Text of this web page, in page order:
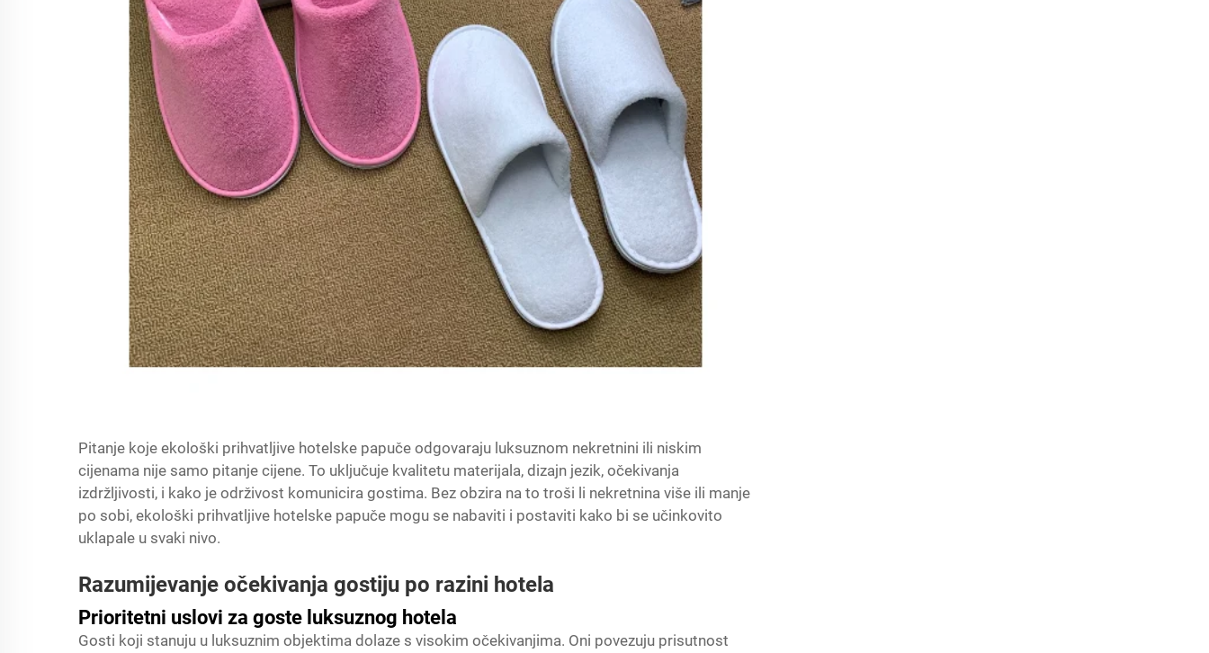
Pitanje koje ekološki prihvatljive hotelske papuče odgovaraju luksuznom nekretnini ili niskim
cijenama nije samo pitanje cijene. To uključuje kvalitetu materijala, dizajn jezik, očekivanja
izdržljivosti, i kako je održivost komunicira gostima. Bez obzira na to troši li nekretnina više ili manje
po sobi, ekološki prihvatljive hotelske papuče mogu se nabaviti i postaviti kako bi se učinkovito
uklapale u svaki nivo.
Razumijevanje očekivanja gostiju po razini hotela
Prioritetni uslovi za goste luksuznog hotela
Gosti koji stanuju u luksuznim objektima dolaze s visokim očekivanjima. Oni povezuju prisutnost